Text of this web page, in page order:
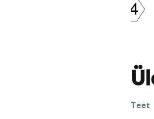
Teet